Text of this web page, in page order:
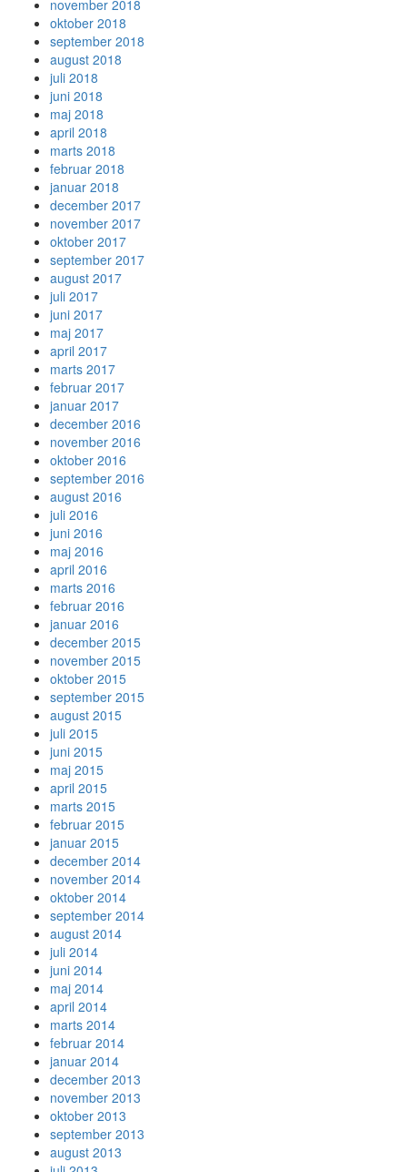
november 2018
oktober 2018
september 2018
august 2018
juli 2018
juni 2018
maj 2018
april 2018
marts 2018
februar 2018
januar 2018
december 2017
november 2017
oktober 2017
september 2017
august 2017
juli 2017
juni 2017
maj 2017
april 2017
marts 2017
februar 2017
januar 2017
december 2016
november 2016
oktober 2016
september 2016
august 2016
juli 2016
juni 2016
maj 2016
april 2016
marts 2016
februar 2016
januar 2016
december 2015
november 2015
oktober 2015
september 2015
august 2015
juli 2015
juni 2015
maj 2015
april 2015
marts 2015
februar 2015
januar 2015
december 2014
november 2014
oktober 2014
september 2014
august 2014
juli 2014
juni 2014
maj 2014
april 2014
marts 2014
februar 2014
januar 2014
december 2013
november 2013
oktober 2013
september 2013
august 2013